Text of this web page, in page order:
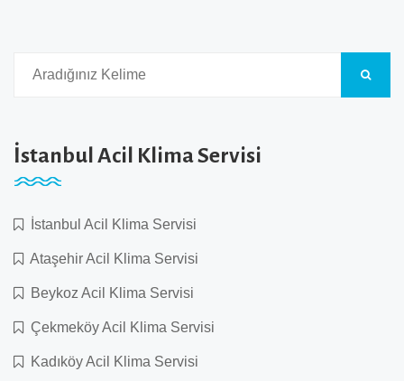
İstanbul Acil Klima Servisi
İstanbul Acil Klima Servisi
Ataşehir Acil Klima Servisi
Beykoz Acil Klima Servisi
Çekmeköy Acil Klima Servisi
Kadıköy Acil Klima Servisi